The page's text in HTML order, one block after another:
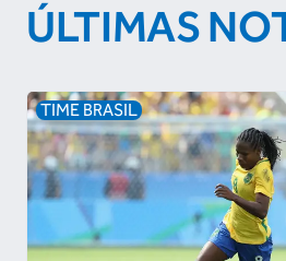
ÚLTIMAS
TIME BRASIL